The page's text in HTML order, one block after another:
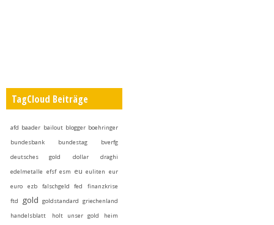
TagCloud Beiträge
afd baader bailout blogger boehringer
bundesbank
bundestag
bverfg
deutsches gold
dollar
draghi
edelmetalle efsf esm eu euliten eur
euro
ezb falschgeld fed
finanzkrise
ftd
gold goldstandard griechenland
handelsblatt
holt unser gold heim